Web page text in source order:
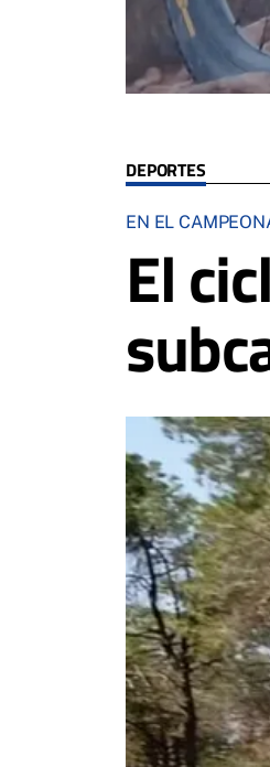
DEPORTES
EN EL
El